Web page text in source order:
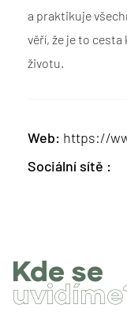
a praktikuje
věří, že je to
životu.
Web https://
Sociální sítě
Kde se